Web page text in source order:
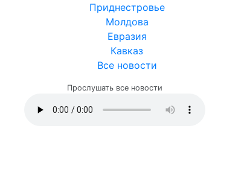
Приднестровье
Молдова
Евразия
Кавказ
Все новости
Прослушать все новости